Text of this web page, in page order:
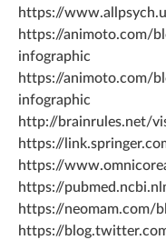
https://
https://animoto.com/
infographic
https://animoto.com/
infographic
http://brainrules.net/
https://
https://
https://
https://neomam.com/
https://